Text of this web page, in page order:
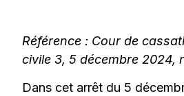
Référence : Cour de
civile 3, 5 décembre 2024,
Dans cet arrêt du 5